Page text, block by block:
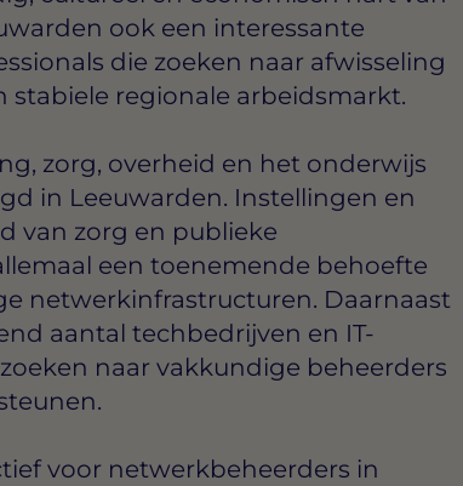
ook een interessante
die zoeken naar afwisseling
stabiele regionale arbeidsmarkt.
zorg, overheid en het onderwijs
in Leeuwarden. Instellingen en
van zorg en publieke
een toenemende behoefte
netwerkinfrastructuren. Daarnaast
aantal techbedrijven en IT-
naar vakkundige beheerders
voor netwerkbeheerders in